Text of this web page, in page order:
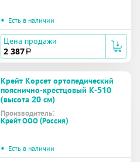
• Есть в наличии
Цена продажи
2 387 a
Крейт Корсет ортопедический
пояснично-крестцовый К-510
(высота 20 см)
Производитель:
Крейт ООО (Россия)
• Есть в наличии